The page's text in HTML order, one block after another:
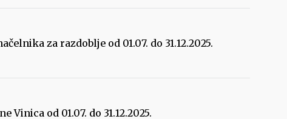
za razdoblje od 01.07. do 31.12.2025.
Vinica od 01.07. do 31.12.2025.